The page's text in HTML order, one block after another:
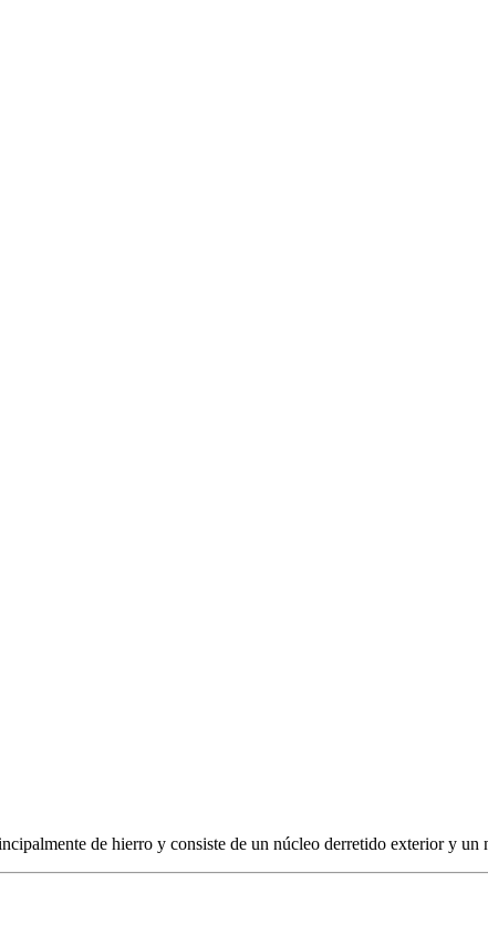
de hierro y consiste de un núcleo derretido exterior y un